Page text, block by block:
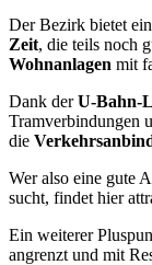
Der Bezirk bietet
Zeit, die teils noch
Wohnanlagen mit
Dank derU-Bahn-
Tramverbindungen
die
Wer also eine gute
sucht, findet hier
Ein weiterer
angrenzt und mit